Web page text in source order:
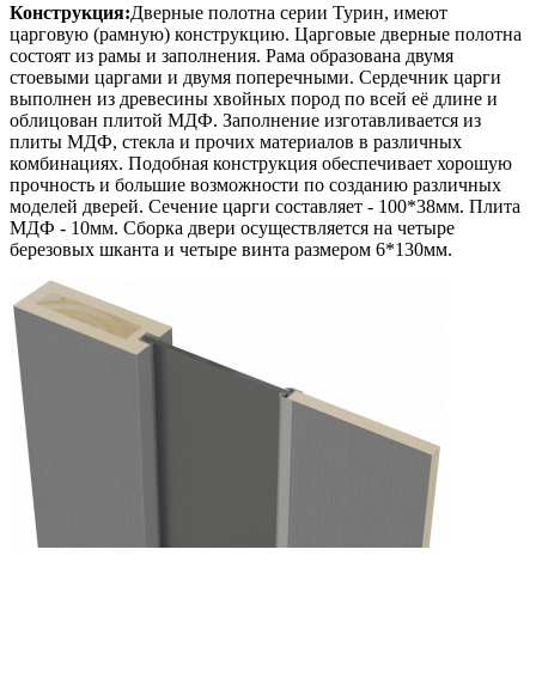
Конструкция:Дверные полотна серии Турин, имеют
царговую (рамную) конструкцию. Царговые дверные полотна
состоят из рамы и заполнения. Рама образована двумя
стоевыми царгами и двумя поперечными. Сердечник царги
выполнен из древесины хвойных пород по всей её длине и
облицован плитой МДФ. Заполнение изготавливается из
плиты МДФ, стекла и прочих материалов в различных
комбинациях. Подобная конструкция обеспечивает хорошую
прочность и большие возможности по созданию различных
моделей дверей. Сечение царги составляет - 100*38мм. Плита
МДФ - 10мм. Сборка двери осуществляется на четыре
березовых шканта и четыре винта размером 6*130мм.